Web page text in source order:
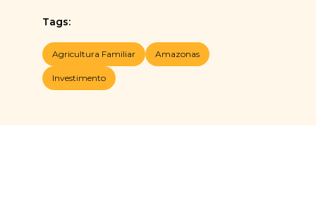
Tags:
Agricultura Familiar Amazonas
Investimento